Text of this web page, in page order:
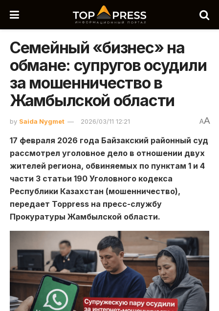
Семейный «бизнес» на
обмане: супругов осудили
за мошенничество в
Жамбылской области
by Saida Nygmet 2026/03/11 12:21 AA
17 февраля 2026 года Байзакский районный суд
рассмотрел уголовное дело в отношении двух
жителей региона, обвиняемых по пунктам 1 и 4
части 3 статьи 190 Уголовного кодекса
Республики Казахстан (мошенничество),
передает Toppress на пресс-службу
Прокуратуры Жамбылской области.